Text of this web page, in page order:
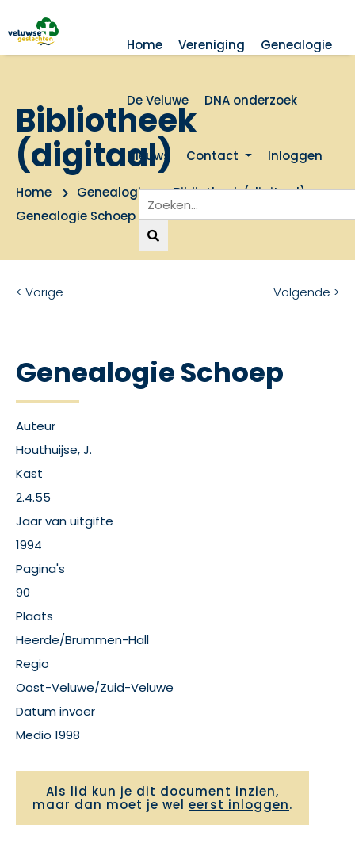
Home Vereniging Genealogie
De Veluwe DNA onderzoek
Nieuws Contact Inloggen
Bibliotheek
(digitaal)
Home Genealogie
Bibliotheek (digitaal)
Genealogie Schoep
< Vorige Volgende >
Genealogie Schoep
Auteur
Houthuijse, J.
Kast
2.4.55
Jaar van uitgifte
1994
Pagina's
90
Plaats
Heerde/Brummen-Hall
Regio
Oost-Veluwe/Zuid-Veluwe
Datum invoer
Medio 1998
Als lid kun je dit document inzien,
maar dan moet je wel eerst inloggen.